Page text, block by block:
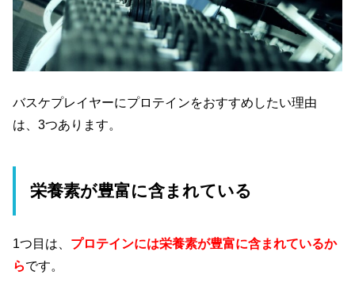
バスケプレイヤーにプロテインをおすすめしたい理由
は、3つあります。
栄養素が豊富に含まれている
1つ目は、 プロテインには栄養素が豊富に含まれているか
らです。